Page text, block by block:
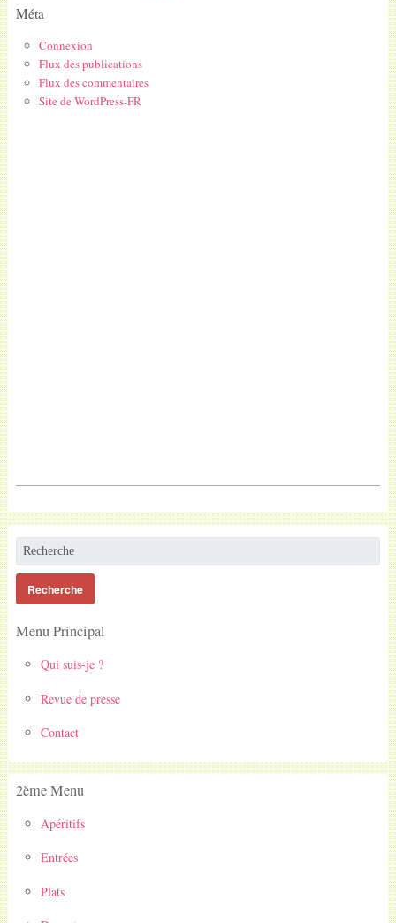
Méta
Connexion
Flux des publications
Flux des commentaires
Site de WordPress-FR
Menu Principal
Qui suis-je ?
Revue de presse
Contact
2ème Menu
Apéritifs
Entrées
Plats